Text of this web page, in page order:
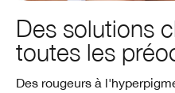
Des solutions
toutes les
Des rougeurs à